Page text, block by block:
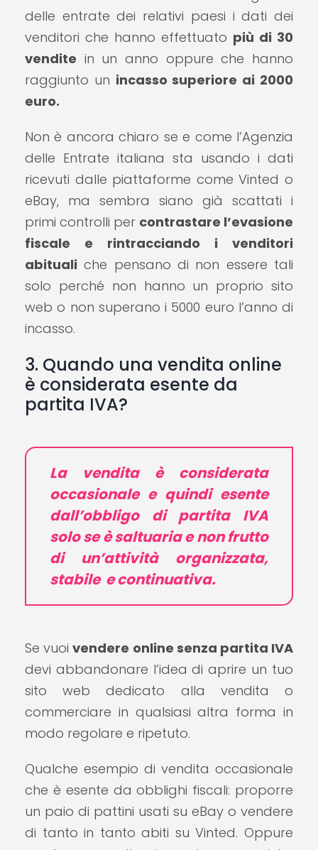
delle entrate dei relativi paesi i dati dei
venditori che hanno effettuato più di 30
vendite in un anno oppure che hanno
raggiunto un incasso superiore ai 2000
euro.
Non è ancora chiaro se e come l’Agenzia
delle Entrate italiana sta usando i dati
ricevuti dalle piattaforme come Vinted o
eBay, ma sembra siano già scattati i
primi controlli per contrastare l’evasione
fiscale e rintracciando i venditori
abituali che pensano di non essere tali
solo perché non hanno un proprio sito
web o non superano i 5000 euro l’anno di
incasso.
3. Quando una vendita online
è considerata esente da
partita IVA?
La vendita è considerata
occasionale e quindi esente
dall’obbligo di partita IVA
solo se è saltuaria e non frutto
di un’attività organizzata,
stabile e continuativa.
Se vuoivendere online senza partita IVA
devi abbandonare l’idea di aprire un tuo
sito web dedicato alla vendita o
commerciare in qualsiasi altra forma in
modo regolare e ripetuto.
Qualche esempio di vendita occasionale
che è esente da obblighi fiscali: proporre
un paio di pattini usati su eBay o vendere
di tanto in tanto abiti su Vinted. Oppure